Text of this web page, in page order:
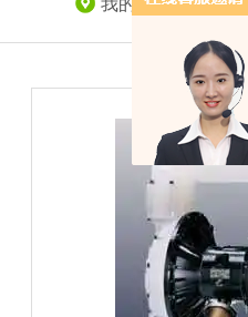
我的位置：首页>